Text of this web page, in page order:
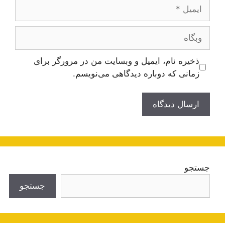
وبگاه
ذخیره نام، ایمیل و وبسایت من در مرورگر برای
زمانی که دوباره دیدگاهی می‌نویسم.
جستجو
جستجو